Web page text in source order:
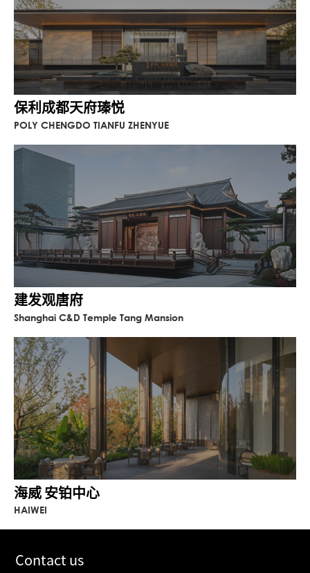
保利成都天府瑧悦
POLY CHENGDO TIANFU ZHENYUE
建发观唐府
Shanghai C&D Temple Tang Mansion
海威 安铂中心
HAIWEI
Contact us